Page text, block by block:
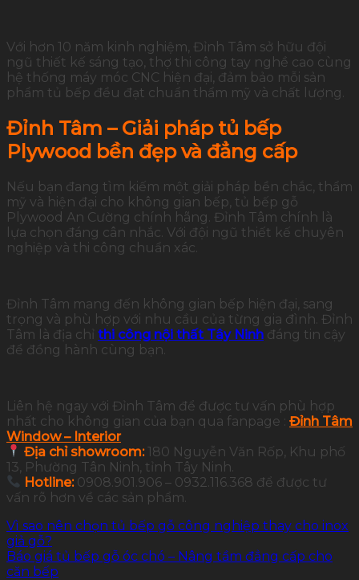
Với hơn 10 năm kinh nghiệm, Đỉnh Tâm sở hữu đội
ngũ thiết kế sáng tạo, thợ thi công tay nghề cao cùng
hệ thống máy móc CNC hiện đại, đảm bảo mỗi sản
phẩm tủ bếp đều đạt chuẩn thẩm mỹ và chất lượng.
Đỉnh Tâm – Giải pháp tủ bếp
Plywood bền đẹp và đẳng cấp
Nếu bạn đang tìm kiếm một giải pháp bền chắc, thẩm
mỹ và hiện đại cho không gian bếp, tủ bếp gỗ
Plywood An Cường chính hãng. Đỉnh Tâm chính là
lựa chọn đáng cân nhắc. Với đội ngũ thiết kế chuyên
nghiệp và thi công chuẩn xác.
Đỉnh Tâm mang đến không gian bếp hiện đại, sang
trọng và phù hợp với nhu cầu của từng gia đình. Đỉnh
Tâm là địa chỉ thi công nội thất Tây Ninh đáng tin cậy
để đồng hành cùng bạn.
Liên hệ ngay với Đỉnh Tâm để được tư vấn phù hợp
nhất cho không gian của bạn qua fanpage : Đỉnh Tâm
Window – Interior
Địa chỉ showroom:180 Nguyễn Văn Rốp, Khu phố
13, Phường Tân Ninh, tỉnh Tây Ninh.
Hotline: 0908.901.906 – 0932.116.368 để được tư
vấn rõ hơn về các sản phẩm.
Vì sao nên chọn tủ bếp gỗ công nghiệp thay cho inox
giả gỗ?
Báo giá tủ bếp gỗ óc chó – Nâng tầm đẳng cấp cho
căn bếp